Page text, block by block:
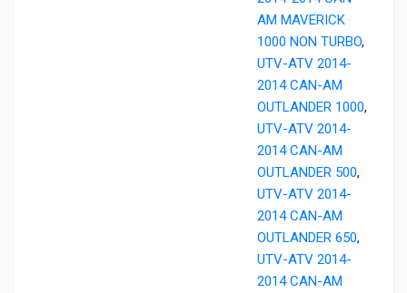
AM MAVERICK
1000 NON TURBO,
UTV-ATV 2014-
2014 CAN-AM
OUTLANDER 1000,
UTV-ATV 2014-
2014 CAN-AM
OUTLANDER 500,
UTV-ATV 2014-
2014 CAN-AM
OUTLANDER 650,
UTV-ATV 2014-
2014 CAN-AM